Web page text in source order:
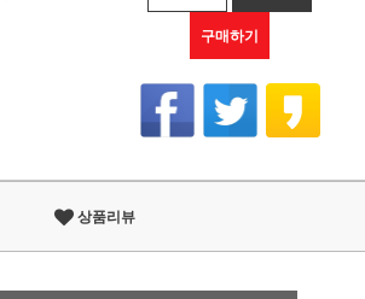
구매하기
상품리뷰